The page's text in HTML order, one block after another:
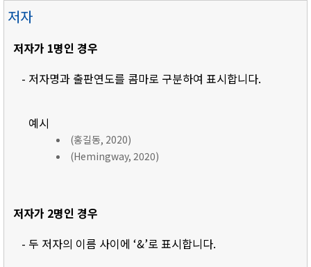
저자
저자가 1명인 경우
- 저자명과 출판연도를 콤마로 구분하여 표시합니다.
예시
(홍길동, 2020)
(Hemingway, 2020)
저자가 2명인 경우
- 두 저자의 이름 사이에 ‘&’로 표시합니다.